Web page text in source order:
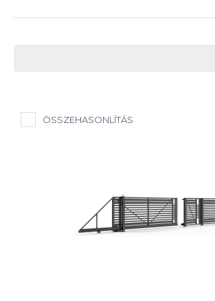
ÖSSZEHASONLÍTÁS